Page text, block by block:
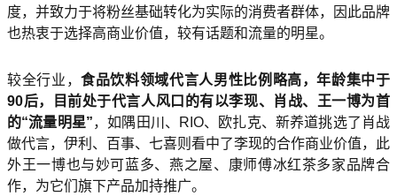
度，并致力于将粉丝基础转化为实际的消费者群体，因此品牌
也热衷于选择高商业价值，较有话题和流量的明星。
较全行业，食品饮料领域代言人男性比例略高，年龄集中于
90后，目前处于代言人风口的有以李现、肖战、王一博为首
的“流量明星”，如隅田川、RIO、欧扎克、新养道挑选了肖战
做代言，伊利、百事、七喜则看中了李现的合作商业价值，此
外王一博也与妙可蓝多、燕之屋、康师傅冰红茶多家品牌合
作，为它们旗下产品加持推广。